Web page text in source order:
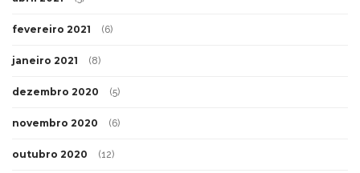
fevereiro 2021 (6)
janeiro 2021 (8)
dezembro 2020 (5)
novembro 2020 (6)
outubro 2020 (12)